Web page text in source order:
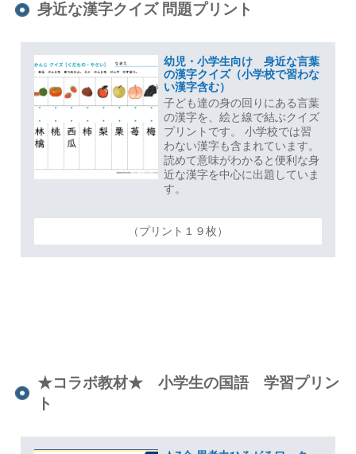
身近な漢字クイズ 問題プリント
幼児・小学生向け 身近な言葉
の漢字クイズ（小学校で習わな
い漢字含む）
子ども達の身の回りにある言葉
の漢字を、絵と線で結ぶクイズ
プリントです。 小学校では習
わない漢字も含まれています。
読めて意味がわかると便利な身
近な漢字を中心に出題していま
す。
（プリント１９枚）
★コラボ教材★ 小学生の国語 学習プリン
ト